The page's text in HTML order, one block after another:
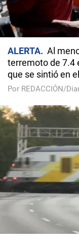
ALERTA
Al
terremoto de 7.4
que se sintió en
Por REDACCIÓN/